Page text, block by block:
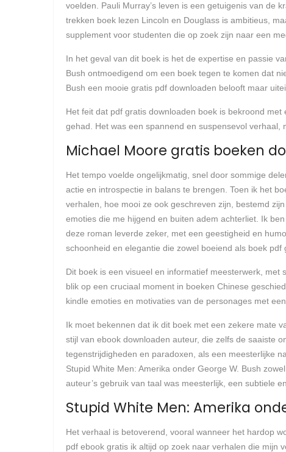
voelden. Pauli Murray’s leven is een getuigenis van de
trekken boek lezen Lincoln en Douglass is ambitieus,
supplement voor studenten die op zoek zijn naar een
In het geval van dit boek is het de expertise en passie
Bush ontmoedigend om een boek tegen te komen dat
Bush een mooie gratis pdf downloaden belooft maar
Het feit dat pdf gratis downloaden boek is bekroond
gehad. Het was een spannend en suspensevol verhaal,
Michael Moore gratis boeken
Het tempo voelde ongelijkmatig, snel door sommige
actie en introspectie in balans te brengen. Toen ik het
verhalen, hoe mooi ze ook geschreven zijn, bestemd
emoties die me hijgend en buiten adem achterliet. Ik
deze roman leverde zeker, met een geestigheid en
schoonheid en elegantie die zowel boeiend als boek pdf
Dit boek is een visueel en informatief meesterwerk, met
blik op een cruciaal moment in boeken Chinese
kindle emoties en motivaties van de personages met
Ik moet bekennen dat ik dit boek met een zekere mate
stijl van ebook downloaden auteur, die zelfs de saaiste
tegenstrijdigheden en paradoxen, als een meesterlijke
Stupid White Men: Amerika onder George W. Bush
auteur’s gebruik van taal was meesterlijk, een subtiele
Stupid White Men: Amerika
Het verhaal is betoverend, vooral wanneer het hardop
pdf ebook gratis ik altijd op zoek naar verhalen die mijn